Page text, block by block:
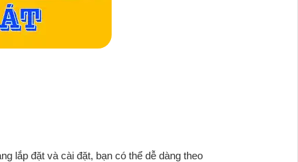
lắp đặt và cài đặt, bạn có thể dễ dàng theo